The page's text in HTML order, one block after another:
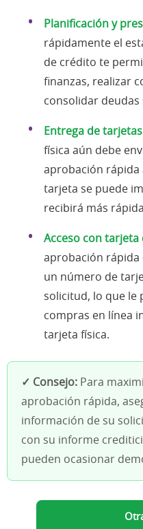
Planificación y
rápidamente el
de crédito te
finanzas, realizar
consolidar deudas
Entrega de
física aún debe
aprobación rápida
tarjeta se puede
recibirá más
Acceso con tarjeta
aprobación rápida
un número de
solicitud, lo que le
compras en línea
tarjeta física.
✓ Consejo: Para
aprobación rápida,
información de su
con su informe
pueden ocasionar